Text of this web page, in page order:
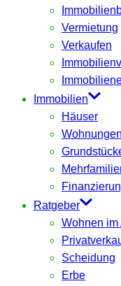
Vermietung
Verkaufen
Immobilien
Häuser
Wohnungen
Ratgeber
Wohnen im
Scheidung
Erbe